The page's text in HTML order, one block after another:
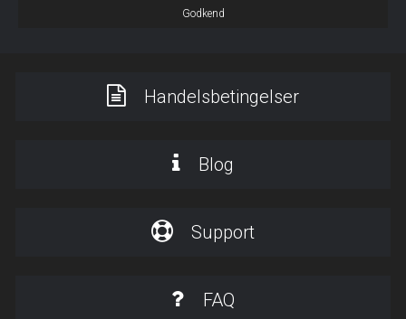
Godkend
Handelsbetingelser
Blog
Support
FAQ